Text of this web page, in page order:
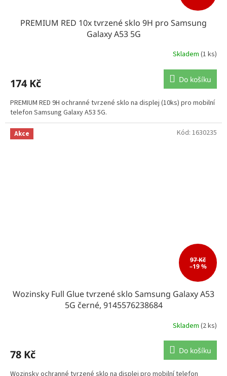
PREMIUM RED 10x tvrzené sklo 9H pro Samsung
Galaxy A53 5G
Skladem (1 ks)
174 Kč Do košíku
PREMIUM RED 9H ochranné tvrzené sklo na displej (10ks) pro mobilní
telefon Samsung Galaxy A53 5G.
Akce
97 Kč
–19 %
Wozinsky Full Glue tvrzené sklo Samsung Galaxy A53
5G černé, 9145576238684
Skladem (2 ks)
78 Kč Do košíku
Kód: 1630235